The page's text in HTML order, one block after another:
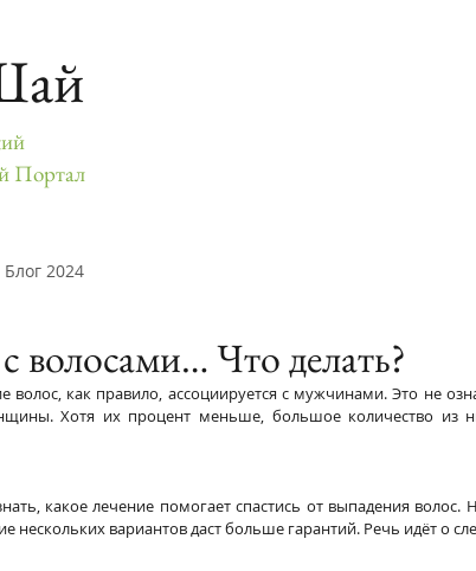
Портал
2024
волосами… Что делать?
волос, как правило, ассоциируется с мужчинами. Это не
Хотя их процент меньше, большое количество из
какое лечение помогает спастись от выпадения волос.
нескольких вариантов даст больше гарантий. Речь идёт о